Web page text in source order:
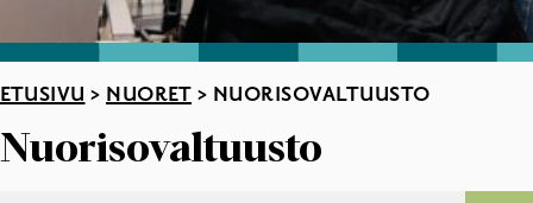
ETUSIVU > NUORET > NUORISOVALTUUSTO
Nuorisovaltuusto